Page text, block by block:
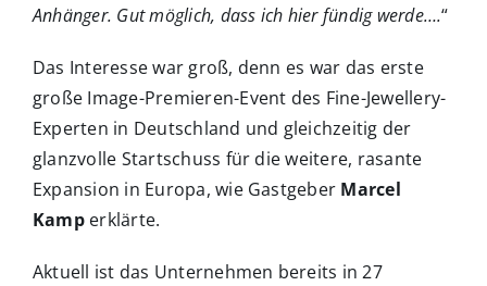
Anhänger. Gut möglich, dass ich hier fündig werde….“
Das Interesse war groß, denn es war das erste
große Image-Premieren-Event des Fine-Jewellery-
Experten in Deutschland und gleichzeitig der
glanzvolle Startschuss für die weitere, rasante
Expansion in Europa, wie Gastgeber Marcel
Kamperklärte.
Aktuell ist das Unternehmen bereits in 27